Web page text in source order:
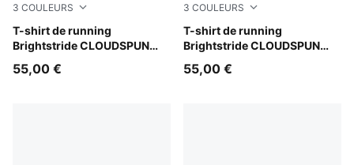
3 COULEURS
T-shirt de running
Brightstride CLOUDSPUN
Light Lavender
55,00 €
3 COULEURS
T-shirt de running
Brightstride CLOUDSPUN
Inky Depths
55,00 €